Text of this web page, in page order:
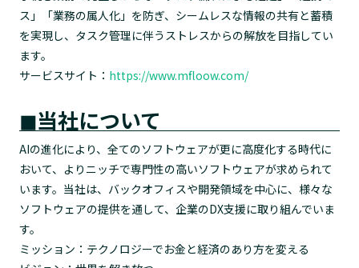
ス」「業務の属人化」を防ぎ、シームレスな情報の共有と蓄積
を実現し、タスク管理に伴うストレスからの解放を目指してい
ます。
サービスサイト： https://www.mfloow.com/
◼︎当社について
AIの進化により、全てのソフトウェアが更に高度化する時代に
おいて、よりニッチで専門性の高いソフトウェアが求められて
います。当社は、バックオフィスや開発領域を中心に、様々な
ソフトウェアの提供を通して、企業のDX支援に取り組んでいま
す。
ミッション：テクノロジーでお金と経済のあり方を変える